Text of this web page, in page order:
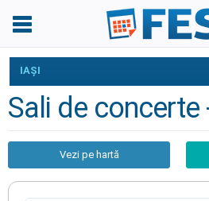
IAŞI
Sali de concerte
Vezi pe hartă